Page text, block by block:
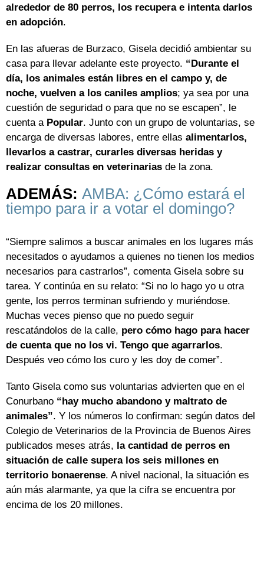
alrededor de 80 perros, los recupera e intenta darlos
en adopción.
En las afueras de Burzaco, Gisela decidió ambientar su
casa para llevar adelante este proyecto. “Durante el
día, los animales están libres en el campo y, de
noche, vuelven a los caniles amplios; ya sea por una
cuestión de seguridad o para que no se escapen”, le
cuenta a Popular. Junto con un grupo de voluntarias, se
encarga de diversas labores, entre ellas alimentarlos,
llevarlos a castrar, curarles diversas heridas y
realizar consultas en veterinarias de la zona.
ADEMÁS: AMBA: ¿Cómo estará el
tiempo para ir a votar el domingo?
“Siempre salimos a buscar animales en los lugares más
necesitados o ayudamos a quienes no tienen los medios
necesarios para castrarlos”, comenta Gisela sobre su
tarea. Y continúa en su relato: “Si no lo hago yo u otra
gente, los perros terminan sufriendo y muriéndose.
Muchas veces pienso que no puedo seguir
rescatándolos de la calle, pero cómo hago para hacer
de cuenta que no los vi. Tengo que agarrarlos.
Después veo cómo los curo y les doy de comer”.
Tanto Gisela como sus voluntarias advierten que en el
Conurbano “hay mucho abandono y maltrato de
animales”. Y los números lo confirman: según datos del
Colegio de Veterinarios de la Provincia de Buenos Aires
publicados meses atrás, la cantidad de perros en
situación de calle supera los seis millones en
territorio bonaerense. A nivel nacional, la situación es
aún más alarmante, ya que la cifra se encuentra por
encima de los 20 millones.